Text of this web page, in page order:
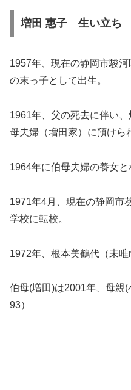
増田 惠子 生い立ち
1957年、現在の静岡市駿
の末っ子として出生。
1961年、父の死去に伴い
母夫婦（増田家）に預けら
1964年に伯母夫婦の養女と
1971年4月、現在の静岡市
学校に転校。
1972年、根本美鶴代（未唯
伯母(増田)は2001年、母親
93）